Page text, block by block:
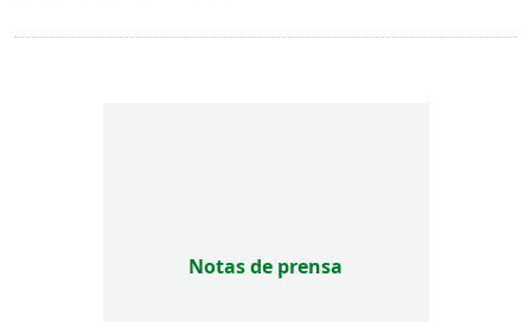
Notas de prensa